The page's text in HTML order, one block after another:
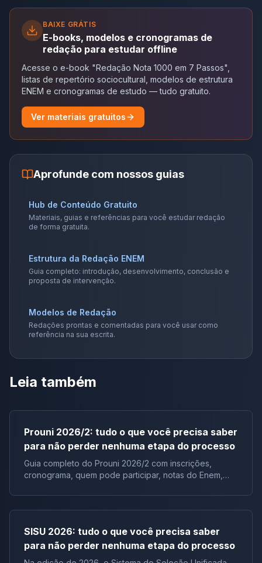
BAIXE GRÁTIS
E-books, modelos e cronogramas de
redação para estudar offline
Acesse o e-book "Redação Nota 1000 em 7 Passos",
listas de repertório sociocultural, modelos de estrutura
ENEM e cronogramas de estudo — tudo gratuito.
Ver materiais gratuitos
Aprofunde com nossos guias
Hub de Conteúdo Gratuito
Materiais, guias e referências para você estudar redação
de forma gratuita.
Estrutura da Redação ENEM
Guia completo: introdução, desenvolvimento, conclusão e
proposta de intervenção.
Modelos de Redação
Redações prontas e comentadas para você usar como
referência na sua escrita.
Leia também
Prouni 2026/2: tudo o que você precisa saber
para não perder nenhuma etapa do processo
Guia completo do Prouni 2026/2 com inscrições,
cronograma, quem pode participar, notas do Enem,
SISU 2026: tudo o que você precisa saber
para não perder nenhuma etapa do processo